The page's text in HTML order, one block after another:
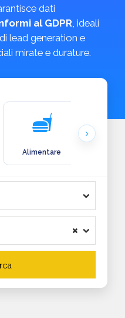
dati
al GDPR, ideali
lead generation e
mirate e durature.
Alimentare